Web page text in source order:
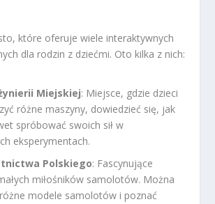
które oferuje wiele interaktywnych
dla rodzin z dziećmi. Oto kilka z nich:
Miejskiej: Miejsce, gdzie dzieci
różne maszyny, dowiedzieć się, jak
spróbować swoich sił w
eksperymentach.
Polskiego: Fascynujące
miłośników samolotów. Można
modele samolotów i poznać